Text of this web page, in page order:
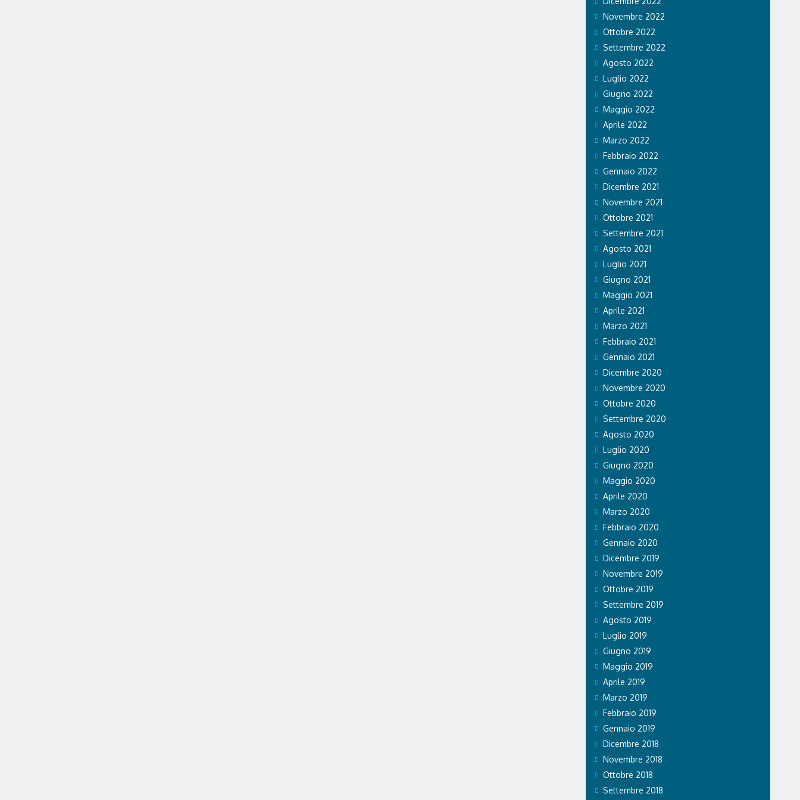
Novembre 2022
Ottobre 2022
Settembre 2022
Agosto 2022
Luglio 2022
Giugno 2022
Maggio 2022
Aprile 2022
Marzo 2022
Febbraio 2022
Gennaio 2022
Dicembre 2021
Novembre 2021
Ottobre 2021
Settembre 2021
Agosto 2021
Luglio 2021
Giugno 2021
Maggio 2021
Aprile 2021
Marzo 2021
Febbraio 2021
Gennaio 2021
Dicembre 2020
Novembre 2020
Ottobre 2020
Settembre 2020
Agosto 2020
Luglio 2020
Giugno 2020
Maggio 2020
Aprile 2020
Marzo 2020
Febbraio 2020
Gennaio 2020
Dicembre 2019
Novembre 2019
Ottobre 2019
Settembre 2019
Agosto 2019
Luglio 2019
Giugno 2019
Maggio 2019
Aprile 2019
Marzo 2019
Febbraio 2019
Gennaio 2019
Dicembre 2018
Novembre 2018
Ottobre 2018
Settembre 2018